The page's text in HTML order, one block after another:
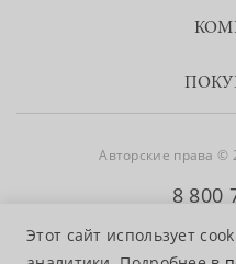
Этот сайт использует
Авторские права
8 800